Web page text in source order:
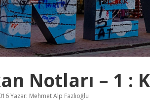
P
r
i
z
r
e
Notları – 1 :
Yazar: Mehmet Alp Fazlıoğlu